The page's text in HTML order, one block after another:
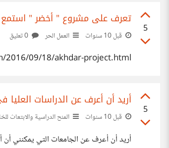
5
تعرف على مشروع " أخضر " استمع
قبل 10 سنوات العمل الحر
2016/09/18/akhdar-project.html
5
أريد أن أعرف عن الدراسات العليا
قبل 10 سنوات المنح الدراسية والابتعاث
أريد أن أعرف عن الجامعات التي يمكنني